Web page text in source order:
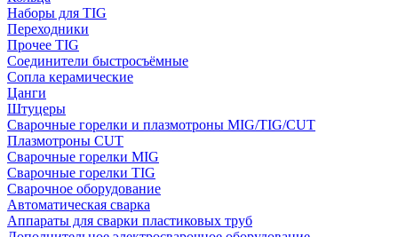
Наборы для TIG
Переходники
Прочее TIG
Соединители быстросъёмные
Сопла керамические
Цанги
Штуцеры
Сварочные горелки и плазмотроны MIG/TIG/CUT
Плазмотроны CUT
Сварочные горелки MIG
Сварочные горелки TIG
Сварочное оборудование
Автоматическая сварка
Аппараты для сварки пластиковых труб